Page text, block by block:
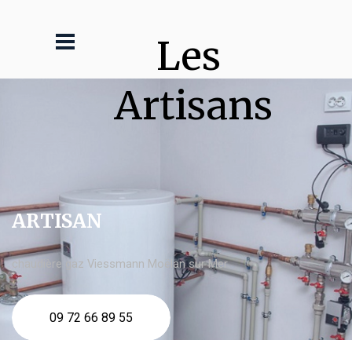
Les
Artisans
ARTISAN
chaudière gaz Viessmann Moëlan sur Mer
09 72 66 89 55